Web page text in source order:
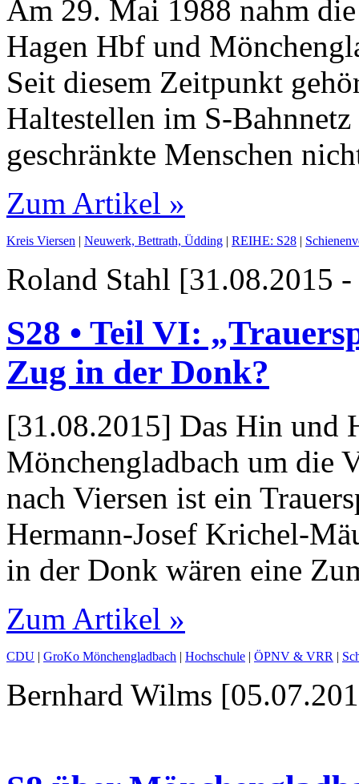
Am 29. Mai 1988 nahm
Hagen Hbf und
Seit diesem Zeitpunkt
Haltestellen im S-
geschränkte Menschen
Zum Artikel »
Kreis Viersen | Neuwerk, Bettrath, Üdding | REIHE: S28 |
Roland Stahl [31.08.2015
S28 • Teil VI:
Zug in der Donk?
[31.08.2015] Das Hin und
Mönchengladbach um die
nach Viersen ist ein
Hermann-Josef Krichel-
in der Donk wären eine
Zum Artikel »
CDU | GroKo Mönchengladbach | Hochschule | ÖPNV & VRR |
Bernhard Wilms